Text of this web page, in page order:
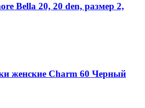
Bella 20, 20 den, размер 2,
женские Charm 60 Черный